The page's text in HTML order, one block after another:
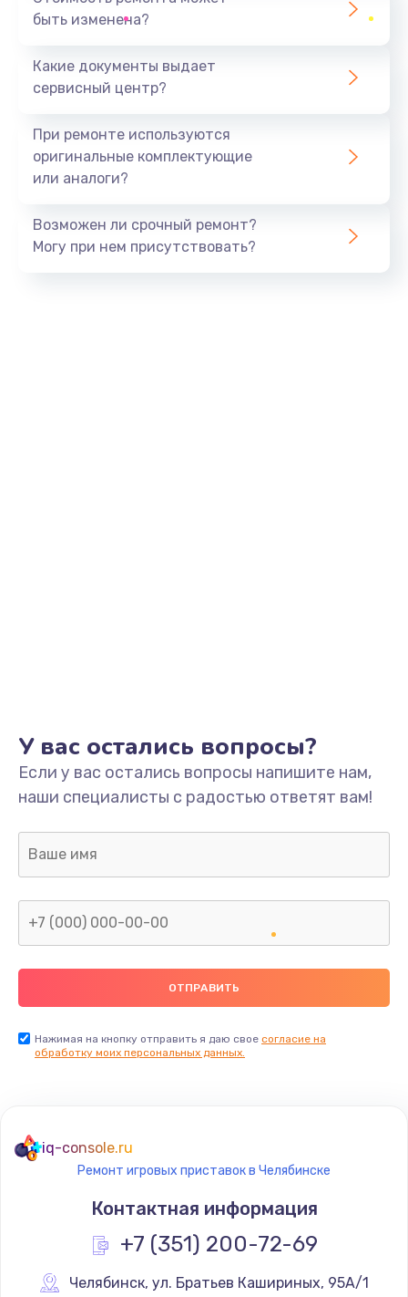
Ремонт южного моста
Замена батарейки BIOS
Заказать
Замена/Pемонт карбюратора
1300 руб.
Заказать
Ремонт капиллярной трубки
400 руб.
Заказать
Замена термостата
1200 руб.
Заказать
Замена реле
быть изменена?
Какие документы выдает
сервисный центр?
При ремонте используются
оригинальные комплектующие
или аналоги?
Возможен ли срочный ремонт?
Могу при нем присутствовать?
У вас остались вопросы?
Если у вас остались вопросы напишите нам,
наши специалисты с радостью ответят вам!
Нажимая на кнопку отправить я даю свое согласие на
обработку моих персональных данных.
iq-console.ru
Ремонт игровых приставок в Челябинске
Контактная информация
+7 (351) 200-72-69
Челябинск, ул. Братьев Кашириных, 95А/1